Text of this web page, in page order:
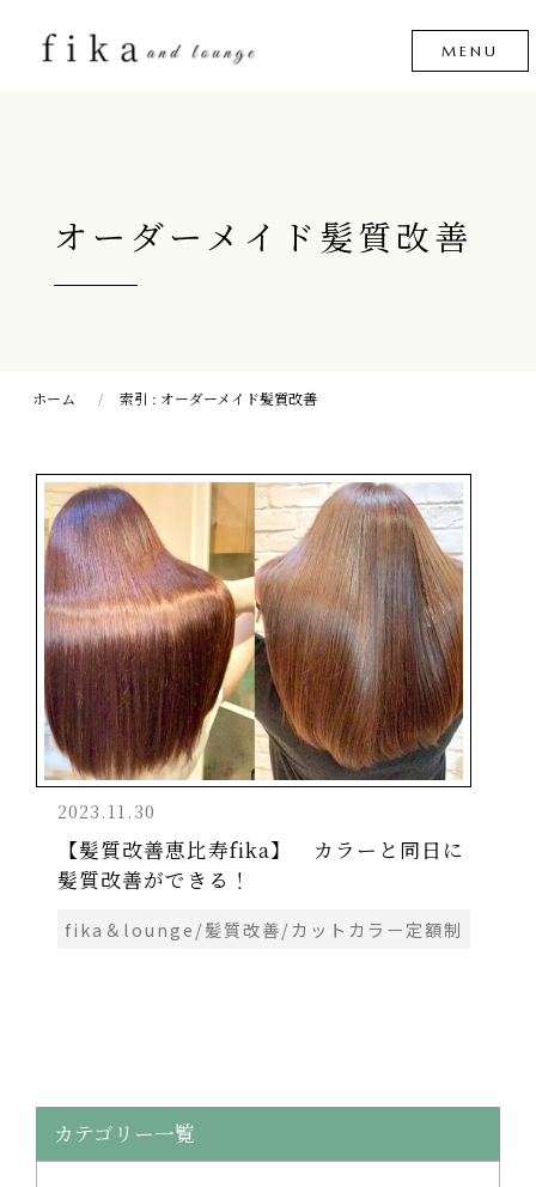
オーダーメイド髪質改善
ホーム 索引 : オーダーメイド髪質改善
2023.11.30
【髪質改善恵比寿fika】 カラーと同日に
髪質改善ができる！
fika＆lounge/髪質改善/カットカラー定額制
カテゴリー一覧